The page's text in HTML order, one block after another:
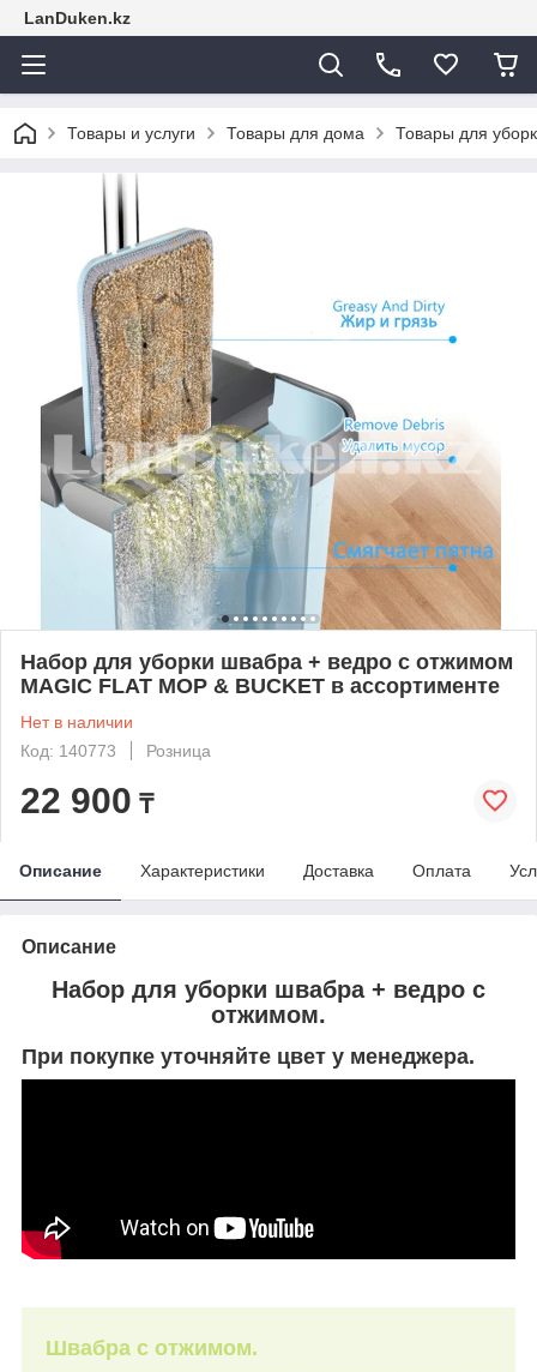
LanDuken.kz
Товары и услуги Товары для дома Товары для
Набор для уборки швабра + ведро с отжимом
MAGIC FLAT MOP & BUCKET в ассортименте
Нет в наличии
Код: 140773
Розница
22 900 ₸
Описание Характеристики Доставка Оплата
Описание
Набор для уборки швабра + ведро с
отжимом.
При покупке уточняйте цвет у менеджера.
Швабра с отжимом.